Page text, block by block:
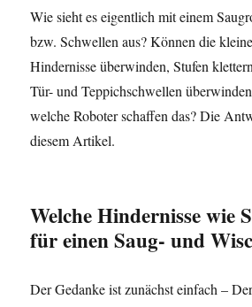
Wie sieht es eigentlich mit einem
bzw. Schwellen aus? Können die
Hindernisse überwinden, Stufen
Tür- und Teppichschwellen
welche Roboter schaffen das? Die
diesem Artikel.
Welche Hindernisse wie
für einen Saug- und
Der Gedanke ist zunächst einfach –